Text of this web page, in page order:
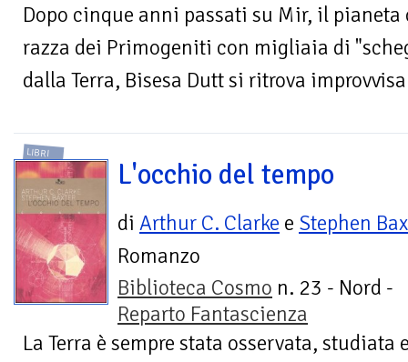
Dopo cinque anni passati su Mir, il
razza dei Primogeniti con migliaia di
dalla Terra, Bisesa Dutt si ritrova
LIBRI
L'occhio del tempo
di Arthur C. Clarke e Stephen
Romanzo
Biblioteca Cosmo n. 23 - Nord -
Reparto Fantascienza
La Terra è sempre stata osservata,